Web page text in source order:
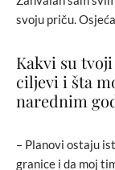
svoju priču.
Kakvi su
ciljevi i šta
narednim
– Planovi ostaju
granice i da moj